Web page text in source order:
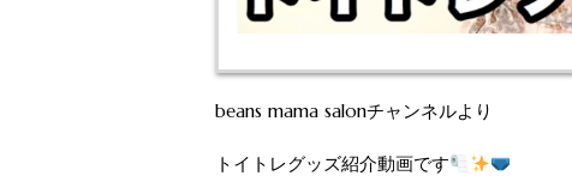
beans mama salonチャンネルより
トイトレグッズ紹介動画です